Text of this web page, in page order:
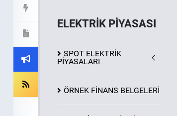
ELEKTRİK PİYASASI
SPOT ELEKTRİK
PİYASALARI
ÖRNEK FİNANS BELGELERİ